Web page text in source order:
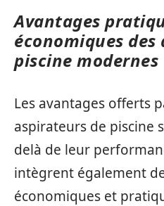
Avantages
économiques
piscine modernes
Les avantages offerts
aspirateurs de piscine
delà de leur
intègrent également
économiques et